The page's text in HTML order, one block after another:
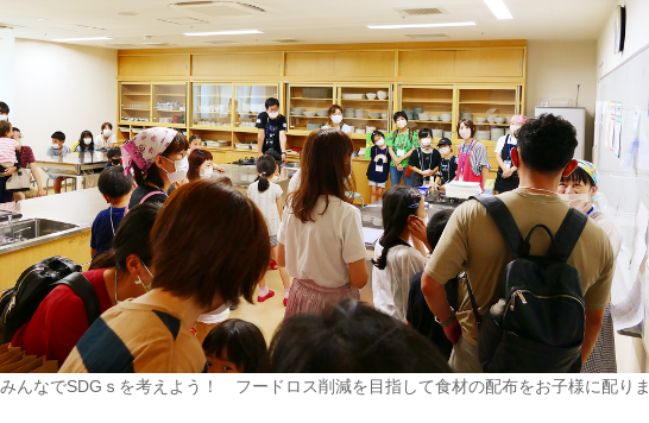
んなでSDGｓを考えよう！ フードロス削減を目指して食材の配布をお子様に配りま